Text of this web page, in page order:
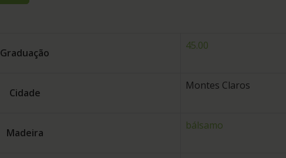
Graduação
45.00
Cidade
Montes Claros
Madeira
bálsamo